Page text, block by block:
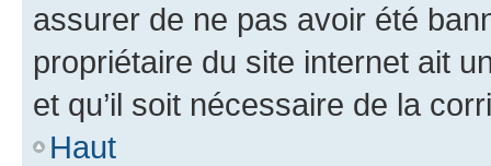
assurer de ne pas avoir été
propriétaire du site internet ait
et qu’il soit nécessaire de la
Haut